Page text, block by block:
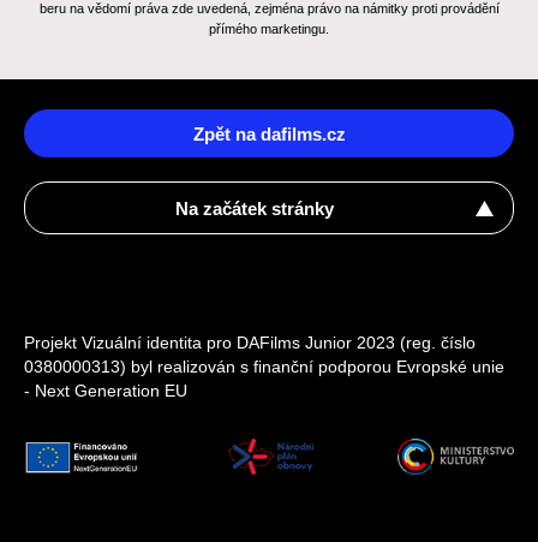
beru na vědomí práva zde uvedená, zejména právo na námitky proti provádění
přímého marketingu.
Zpět na dafilms.cz
Na začátek stránky
Projekt Vizuální identita pro DAFilms Junior 2023 (reg. číslo
0380000313) byl realizován s finanční podporou Evropské unie
- Next Generation EU